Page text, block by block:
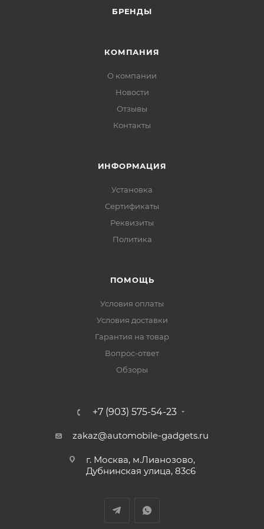
БРЕНДЫ
КОМПАНИЯ
О компании
Новости
Отзывы
Контакты
ИНФОРМАЦИЯ
Установка
Сертификаты
Реквизиты
Политика
ПОМОЩЬ
Условия оплаты
Условия доставки
Гарантия на товар
Вопрос-ответ
Обзоры
+7 (903) 575-54-23
zakaz@automobile-gadgets.ru
г. Москва, м.Лианозово,
Дубнинская улица, 83с6